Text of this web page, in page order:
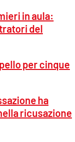
in aula:
del
per cinque
ha
ricusazione